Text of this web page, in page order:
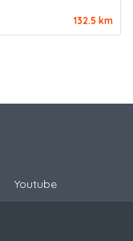
132.5 km
Youtube